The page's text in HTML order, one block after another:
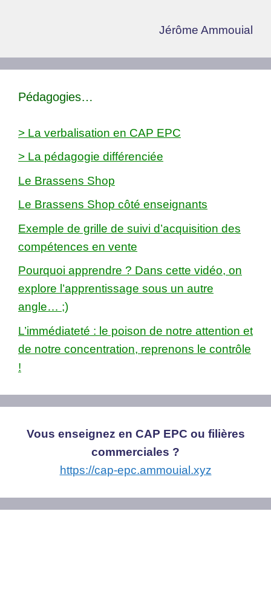
Jérôme Ammouial
Pédagogies…
> La verbalisation en CAP EPC
> La pédagogie différenciée
Le Brassens Shop
Le Brassens Shop côté enseignants
Exemple de grille de suivi d’acquisition des
compétences en vente
Pourquoi apprendre ? Dans cette vidéo, on
explore l’apprentissage sous un autre
angle… ;)
L’immédiateté : le poison de notre attention et
de notre concentration, reprenons le contrôle
!
Vous enseignez en CAP EPC ou filières
commerciales ?
https://cap-epc.ammouial.xyz